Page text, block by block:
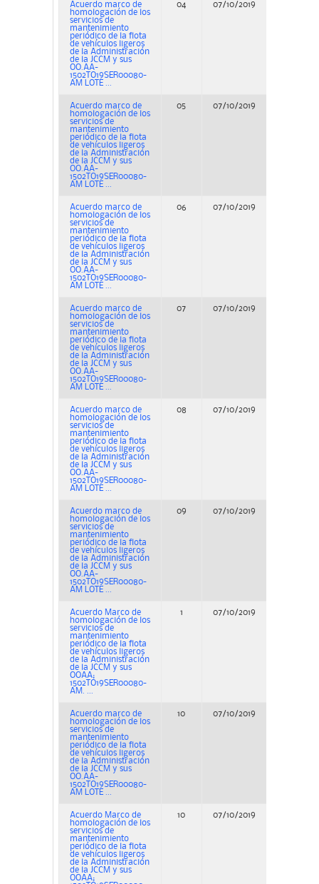
Acuerdo marco de
homologación de los
servicios de
mantenimiento
periódico de la flota
de vehículos ligeros
de la Administración
de la JCCM y sus
OO.AA-
1502TO19SER00080-
AM LOTE ...
04 07/10/2019
Acuerdo marco de
homologación de los
servicios de
mantenimiento
periódico de la flota
de vehículos ligeros
de la Administración
de la JCCM y sus
OO.AA-
1502TO19SER00080-
AM LOTE ...
05 07/10/2019
Acuerdo marco de
homologación de los
servicios de
mantenimiento
periódico de la flota
de vehículos ligeros
de la Administración
de la JCCM y sus
OO.AA-
1502TO19SER00080-
AM LOTE ...
06 07/10/2019
Acuerdo marco de
homologación de los
servicios de
mantenimiento
periódico de la flota
de vehículos ligeros
de la Administración
de la JCCM y sus
OO.AA-
1502TO19SER00080-
AM LOTE ...
07 07/10/2019
Acuerdo marco de
homologación de los
servicios de
mantenimiento
periódico de la flota
de vehículos ligeros
de la Administración
de la JCCM y sus
OO.AA-
1502TO19SER00080-
AM LOTE ...
08 07/10/2019
Acuerdo marco de
homologación de los
servicios de
mantenimiento
periódico de la flota
de vehículos ligeros
de la Administración
de la JCCM y sus
OO.AA-
1502TO19SER00080-
AM LOTE ...
09 07/10/2019
Acuerdo Marco de
homologación de los
servicios de
mantenimiento
periódico de la flota
de vehículos ligeros
de la Administración
de la JCCM y sus
OOAA;
1502TO19SER00080-
AM. ...
1 07/10/2019
Acuerdo marco de
homologación de los
servicios de
mantenimiento
periódico de la flota
de vehículos ligeros
de la Administración
de la JCCM y sus
OO.AA-
1502TO19SER00080-
AM LOTE ...
10 07/10/2019
Acuerdo Marco de
homologación de los
servicios de
mantenimiento
periódico de la flota
de vehículos ligeros
de la Administración
de la JCCM y sus
OOAA;
10 07/10/2019